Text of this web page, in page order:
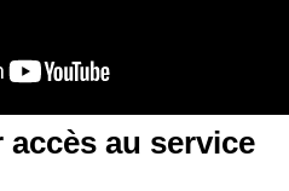
au service